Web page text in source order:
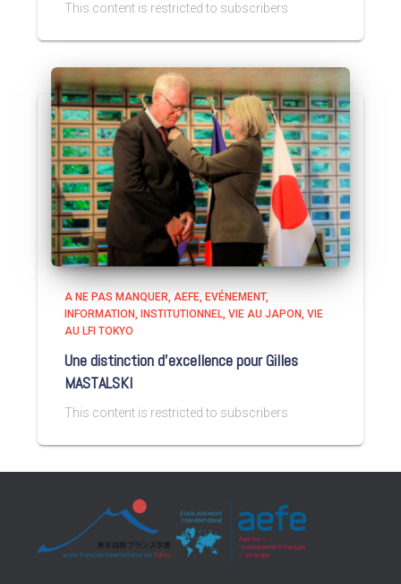
This content is restricted to subscribers
A NE PAS MANQUER AEFE EVÉNEMENT
INFORMATION
INSTITUTIONNEL VIE AU JAPON VIE
AU LFI TOKYO
Une distinction d’excellence pour Gilles
MASTALSKI
This content is restricted to subscribers